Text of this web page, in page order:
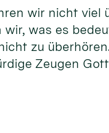
wir nicht viel
was es
zu
Zeugen